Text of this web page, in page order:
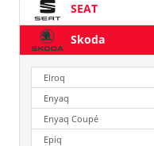
SEAT
Skoda
Elroq
Enyaq
Enyaq Coupé
Epiq